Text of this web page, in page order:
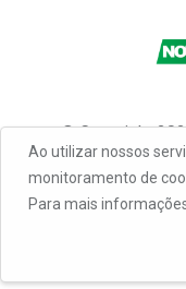
Ao utilizar nossos
monitoramento de
Para mais
© Copyright